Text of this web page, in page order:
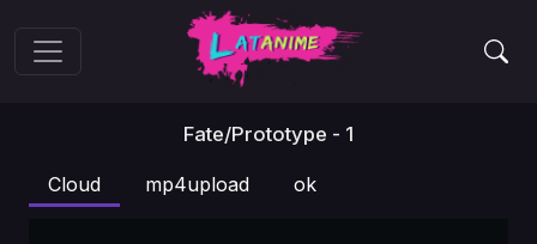
Fate/Prototype - 1
Cloud mp4upload ok